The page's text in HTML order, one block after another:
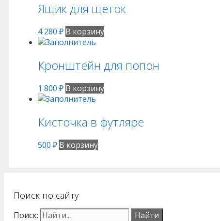
Ящик для щеток
4 280 ₽ В корзину
Кронштейн для попон
1 800 ₽ В корзину
Кисточка в футляре
500 ₽ В корзину
Поиск по сайту
Поиск: